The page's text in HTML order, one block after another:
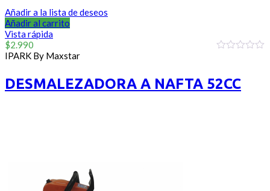
Añadir a la lista de deseos
Añadir al carrito
Vista rápida
5
$2.990
IPARK By Maxstar
DESMALEZADORA A NAFTA 52CC